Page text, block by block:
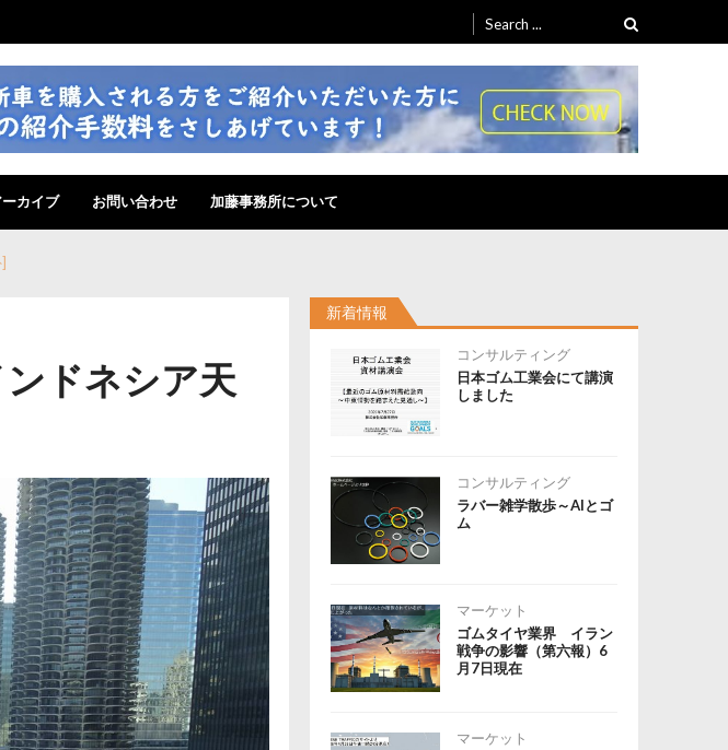
for:
ーカイブ お問い合わせ 加藤事務所について
ドネシア天
新着情報
コンサルティング
日本ゴム工業会にて講演
しました
コンサルティング
ラバー雑学散歩～AIとゴ
ム
マーケット
ゴムタイヤ業界 イラン
戦争の影響（第六報）6
月7日現在
マーケット